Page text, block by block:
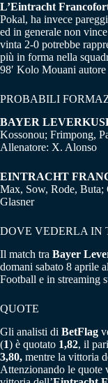
L’Eintracht
Pokal, ha invece
ed in generale non
vinta 2-0 potrebbe
più in forma nella
98′ Kolo Mouani
PROBABILI
BAYER
Kossonou; Frimpong,
Allenatore: X. Alonso
EINTRACHT
Max, Sow, Rode,
Glasner
DOVE VEDERLA IN
Il match tra Bayer
domani sabato 8 aprile
Football e in streaming
QUOTE
Gli analisti di BetFlag
(1) è quotato 1,82, il
3,80, mentre la vittoria
Attenzionando le quote